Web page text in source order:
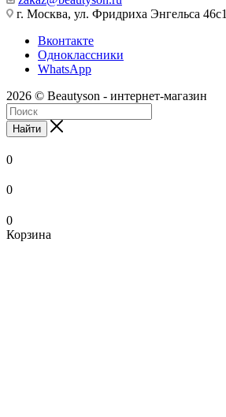
г. Москва, ул. Фридриха Энгельса 46с1
Вконтакте
Одноклассники
WhatsApp
2026 © Beautyson - интернет-магазин
Найти
0
0
0
Корзина